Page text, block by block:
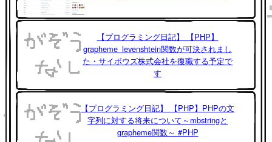
【プログラミング日記】 【PHP】
grapheme_levenshtein関数が可決されまし
た・サイボウズ株式会社を復職する予定で
す
【プログラミング日記】 【PHP】PHPの文
字列に対する将来について～mbstringと
grapheme関数～ #PHP